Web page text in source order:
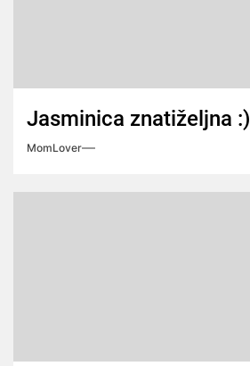
Jasminica znatiželjna :)
MomLover